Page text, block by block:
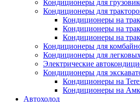
Кондиционеры для
Кондиционеры для
Кондиционеры на
Кондиционеры на
Кондиционеры на
Кондиционеры для
Кондиционеры для
Электрические
Кондиционеры для
Кондиционеры на
Кондиционеры на
Автохолод